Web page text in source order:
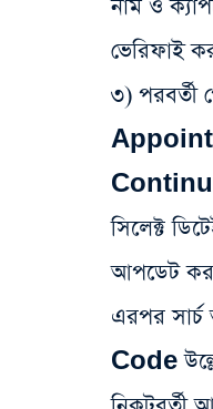
নাম ও
ভেরিফাই
৩)
সিলেক্ট
আপডেট
এরপর
Code